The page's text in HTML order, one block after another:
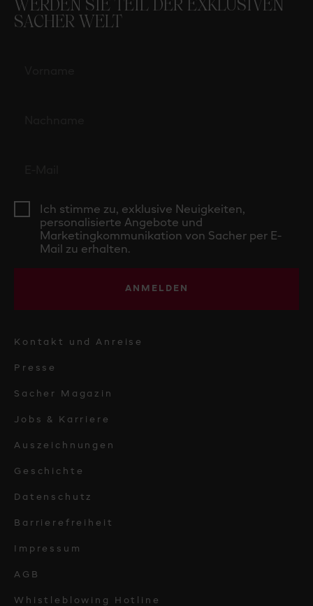
WERDEN SIE TEIL DER EXKLUSIVEN
SACHER WELT
Ich stimme zu, exklusive Neuigkeiten,
personalisierte Angebote und
Marketingkommunikation von Sacher per E-
Mail zu erhalten.
ANMELDEN
Kontakt und Anreise
Presse
Sacher Magazin
Jobs & Karriere
Auszeichnungen
Geschichte
Datenschutz
Barrierefreiheit
Impressum
AGB
Whistleblowing Hotline